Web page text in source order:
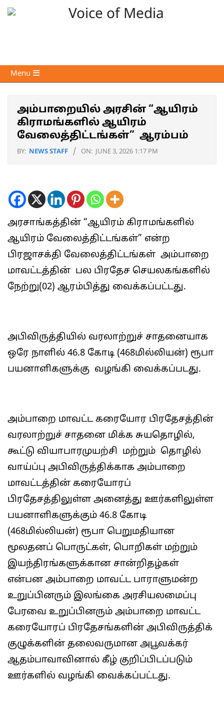
Skip
Voice
of
Primary
Navigation
Menu
அம்பாறையில் அரசின் “ஆயிரம்
கிராமங்களில் ஆயிரம்
வேலைத்திட்டங்கள்” ஆரம்பம்
BY: NEWS STAFF ON: JUNE 3, 2026 1:17 PM
அரசாங்கத்தின் “ஆயிரம் கிராமங்களில்
ஆயிரம் வேலைத்திட்டங்கள்” என்ற
பிரஜாசக்தி வேலைத்திட்டங்கள் அம்பாறை
மாவட்டத்தின் பல பிரதேச செயலகங்களில்
நேற்று(02) ஆரம்பித்து வைக்கப்பட்டது.
அபிவிருத்தியில் வரலாற்றுச் சாதனையாக
ஒரே நாளில் 46.8 கோடி (468மில்லியன்) ரூபா
பயனாளிகளுக்கு வழங்கி வைக்கப்படது.
அம்பாறை மாவட்ட கரையோர பிரதேசத்தின்
வரலாற்றுச் சாதனை மிக்க சுயதொழில்,
கூட்டு வியாபாரமுயற்சி மற்றும் தொழில்
வாய்ப்பு அபிவிருத்திக்காக அம்பாறை
மாவட்டத்தின் கரையோரப்
பிரதேசத்திலுள்ள அனைத்து ஊர்களிலுள்ள
பயனாளிகளுக்கும் 46.8 கோடி
(468மில்லியன்) ரூபா பெறுமதியான
மூலதனப் பொருட்கள், பொறிகள் மற்றும்
இயந்திரங்களுக்கான சான்றிதழ்கள்
என்பன அம்பாறை மாவட்ட பாராளுமன்ற
உறுப்பினரும் இலங்கை அரசியலமைப்பு
பேரவை உறுப்பினரும் அம்பாறை மாவட்ட
கரையோரப் பிரதேசங்களின் அபிவிருத்திக்
குழுக்களின் தலைவருமான அபூவக்கர்
ஆதம்பாவாவினால் கீழ் குறிப்பிடப்படும்
ஊர்களில் வழங்கி வைக்கப்பட்டது.